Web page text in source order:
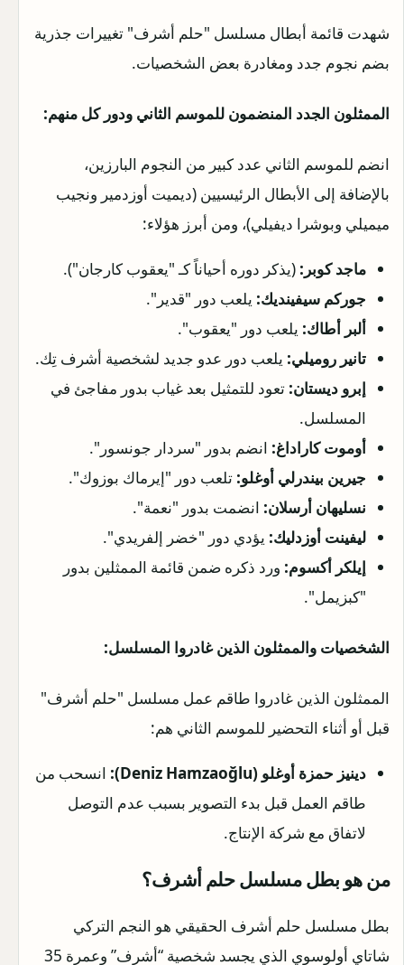
شهدت قائمة أبطال مسلسل "حلم أشرف" تغييرات جذرية
بضم نجوم جدد ومغادرة بعض الشخصيات.
الممثلون الجدد المنضمون للموسم الثاني ودور كل منهم:
انضم للموسم الثاني عدد كبير من النجوم البارزين،
بالإضافة إلى الأبطال الرئيسيين (ديميت أوزدمير ونجيب
ميميلي وبوشرا ديفيلي)، ومن أبرز هؤلاء:
ماجد كوبر: (يذكر دوره أحياناً كـ "يعقوب كارجان").
جوركم سيفينديك: يلعب دور "قدير".
ألبر أطاك: يلعب دور "يعقوب".
تانير روميلي: يلعب دور عدو جديد لشخصية أشرف تِك.
إبرو ديستان: تعود للتمثيل بعد غياب بدور مفاجئ في
المسلسل.
أوموت كاراداغ: انضم بدور "سردار جونسور".
جيرين بيندرلي أوغلو: تلعب دور "إيرماك بوزوك".
نسليهان أرسلان: انضمت بدور "نعمة".
ليفينت أوزدليك: يؤدي دور "خضر إلفريدي".
إيلكر أكسوم: ورد ذكره ضمن قائمة الممثلين بدور
"كبزيمل".
الشخصيات والممثلون الذين غادروا المسلسل:
الممثلون الذين غادروا طاقم عمل مسلسل "حلم أشرف"
قبل أو أثناء التحضير للموسم الثاني هم:
دينيز حمزة أوغلو (Deniz Hamzaoğlu):
انسحب من
طاقم العمل قبل بدء التصوير بسبب عدم التوصل
لاتفاق مع شركة الإنتاج.
من هو بطل مسلسل حلم أشرف؟
بطل مسلسل حلم أشرف الحقيقي هو النجم التركي
شاتاي أولوسوي الذي يجسد شخصية “أشرف” وعمرة 35